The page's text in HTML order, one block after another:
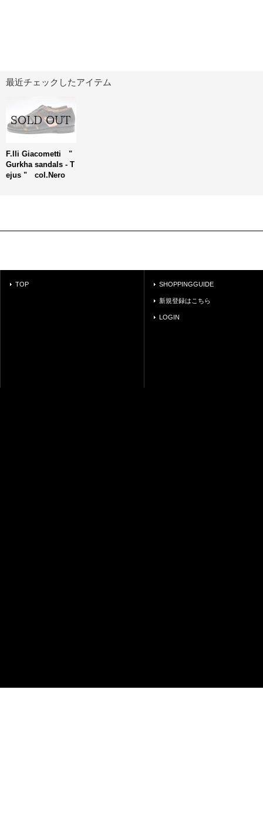
最近チェックしたアイテム
F.lli Giacometti "
Gurkha sandals - T
ejus " col.Nero
TOP SHOPPINGGUIDE
新規登録はこちら
LOGIN